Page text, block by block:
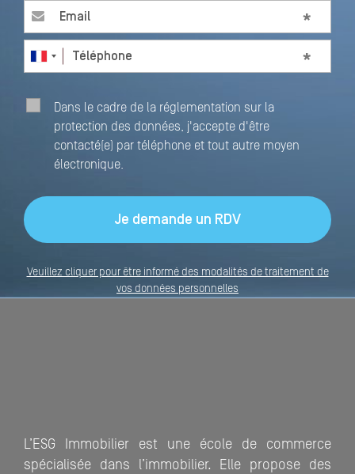
Email *
Téléphone*
Dans le cadre de la réglementation sur la
protection des données, j'accepte d'être
contacté(e) par téléphone et tout autre moyen
électronique.
Veuillez cliquer pour être informé des modalités de traitement de
vos données personnelles
L’ESG Immobilier est une école de commerce
spécialisée dans l’immobilier. Elle propose des